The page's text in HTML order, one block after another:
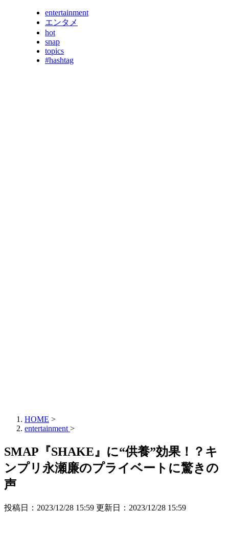
entertainment
エンタメ
hot
snap
topics
#hashtag
HOME >
entertainment >
SMAP『SHAKE』に“供養”効果！？キ
ンプリ永瀬廉のプライベートに驚きの
声
投稿日：2023/12/28 15:59 更新日： 2023/12/28 15:59